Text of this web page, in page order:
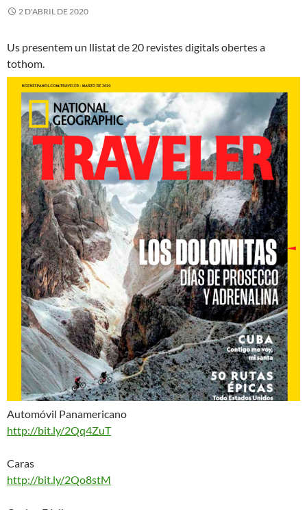
2 D'ABRIL DE 2020
Us presentem un llistat de 20 revistes digitals obertes a
tothom.
Automóvil Panamericano
http://bit.ly/2Qq4ZuT
Caras
http://bit.ly/2Qo8stM